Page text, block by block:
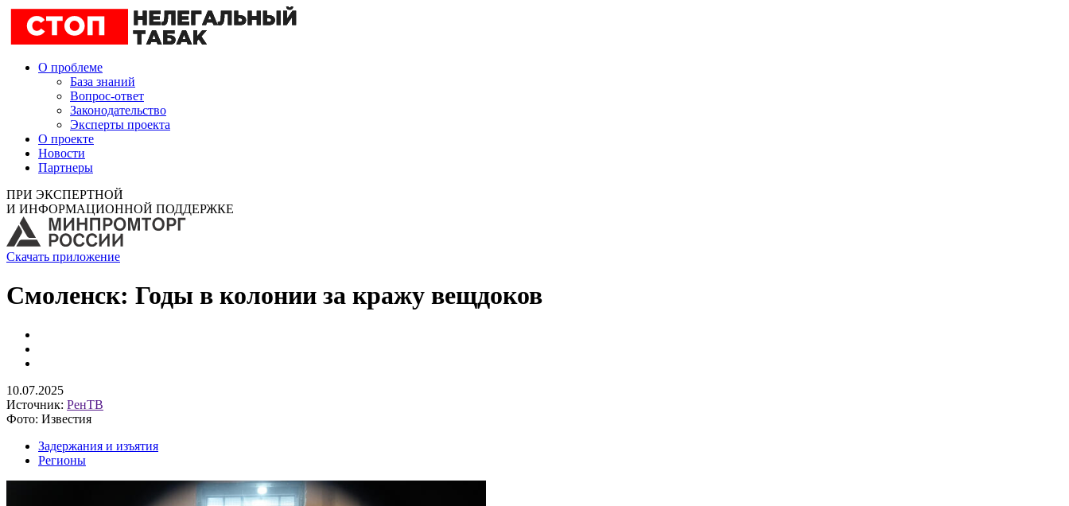
О проблеме
База знаний
Вопрос-ответ
Законодательство
Эксперты проекта
О проекте
Новости
Партнеры
ПРИ ЭКСПЕРТНОЙ
И ИНФОРМАЦИОННОЙ ПОДДЕРЖКЕ
Скачать приложение
Смоленск: Годы в колонии за кражу вещдоков
10.07.2025
Источник: РенТВ
Фото: Известия
Задержания и изъятия
Регионы